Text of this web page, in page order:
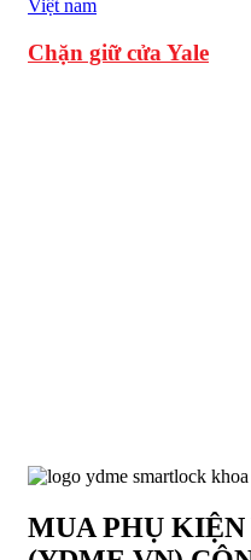
Chặn giữ cửa Yale
MUA PHỤ